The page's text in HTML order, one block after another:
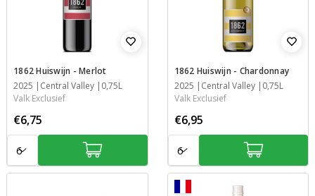
1862 Huiswijn - Merlot
Jaar
2025
StreekCentral Valley
Inhoud
0,75L
Valk Exclusief
€6,75
1862 Huiswijn - Chardonnay
Jaar
2025
StreekCentral Valley
Inhoud
0,75L
Valk Exclusief
€6,95